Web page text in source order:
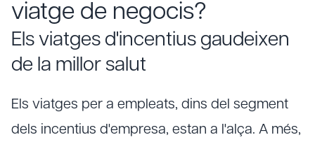
viatge de negocis?
Els viatges d'incentius gaudeixen
de la millor salut
Els viatges per a empleats, dins del segment
dels incentius d'empresa, estan a l'alça. A més,